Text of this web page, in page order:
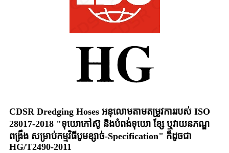
CDSR Dredging Hoses អនុលោមតាមតម្រូវការរបស់ ISO
28017-2018 "ទុយោកៅស៊ូ និងបំពង់ទុយោ ខ្សែ ឬវាយនភណ្ឌ
ពង្រឹង សម្រាប់កម្មវិធីបូមខ្សាច់-Specification" ក៏ដូចជា
HG/T2490-2011